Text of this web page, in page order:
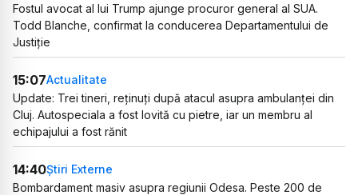
Fostul avocat al lui Trump ajunge procuror general al SUA.
Todd Blanche, confirmat la conducerea Departamentului de
Justiție
15:07Actualitate
Update: Trei tineri, reținuți după atacul asupra ambulanței din
Cluj. Autospeciala a fost lovită cu pietre, iar un membru al
echipajului a fost rănit
14:40Știri Externe
Bombardament masiv asupra regiunii Odesa. Peste 200 de